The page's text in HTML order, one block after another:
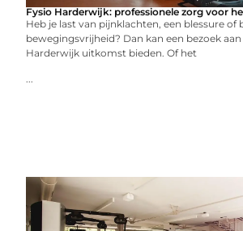
Fysio Harderwijk: professionele zorg voor
Heb je last van pijnklachten, een blessure of
bewegingsvrijheid? Dan kan een bezoek
Harderwijk uitkomst bieden. Of het
...